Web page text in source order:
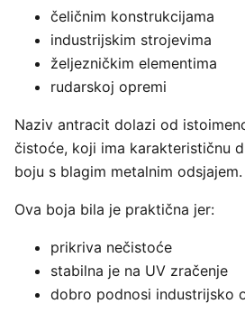
čeličnim konstrukcijama
industrijskim strojevima
željezničkim elementima
rudarskoj opremi
Naziv antracit dolazi od
čistoće, koji ima karakterističnu
boju s blagim metalnim odsjajem.
Ova boja bila je praktična jer:
prikriva nečistoće
stabilna je na UV zračenje
dobro podnosi industrijsko